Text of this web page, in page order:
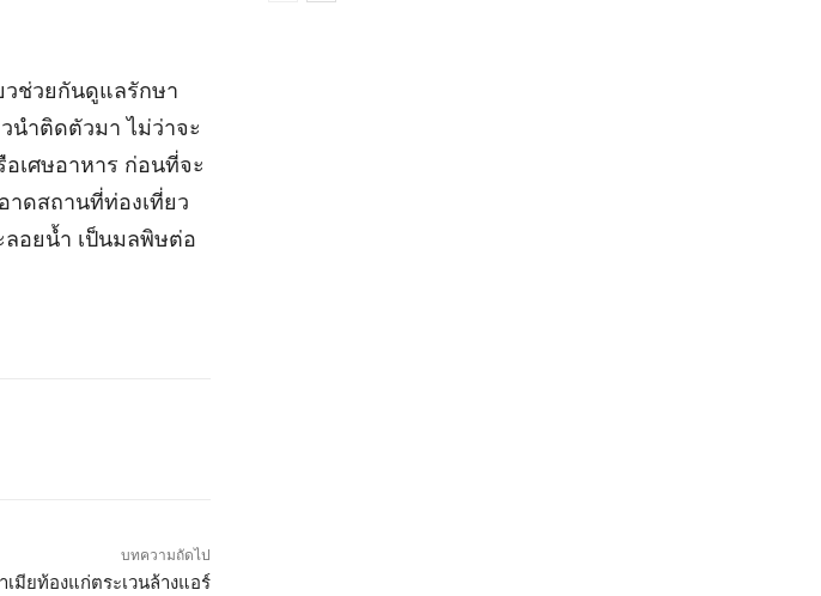
วช่วยกันดูแลรักษา
นำติดตัวมา ไม่ว่าจะ
เศษอาหาร ก่อนที่จะ
าดสถานที่ท่องเที่ยว
ลอยน้ำ เป็นมลพิษต่อ
บทความถัดไป
มียท้องแก่ตระเวนล้างแอร์